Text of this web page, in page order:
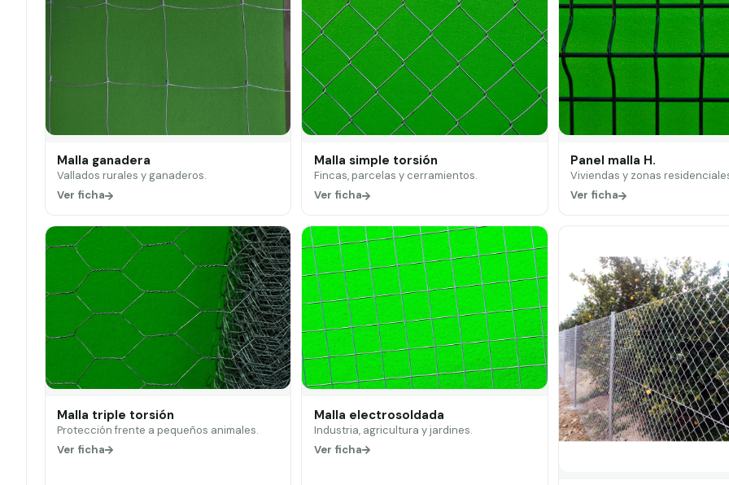
Malla ganadera
Vallados rurales y ganaderos.
Ver ficha
Malla simple torsión
Fincas, parcelas y cerramientos.
Ver ficha
Panel malla H.
Viviendas y zonas
Ver ficha
Malla triple torsión
Protección frente a pequeños animales.
Ver ficha
Malla electrosoldada
Industria, agricultura y jardines.
Ver ficha